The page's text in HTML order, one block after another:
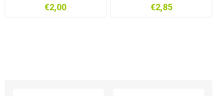
€2,00
IN MURATURA
€2,85